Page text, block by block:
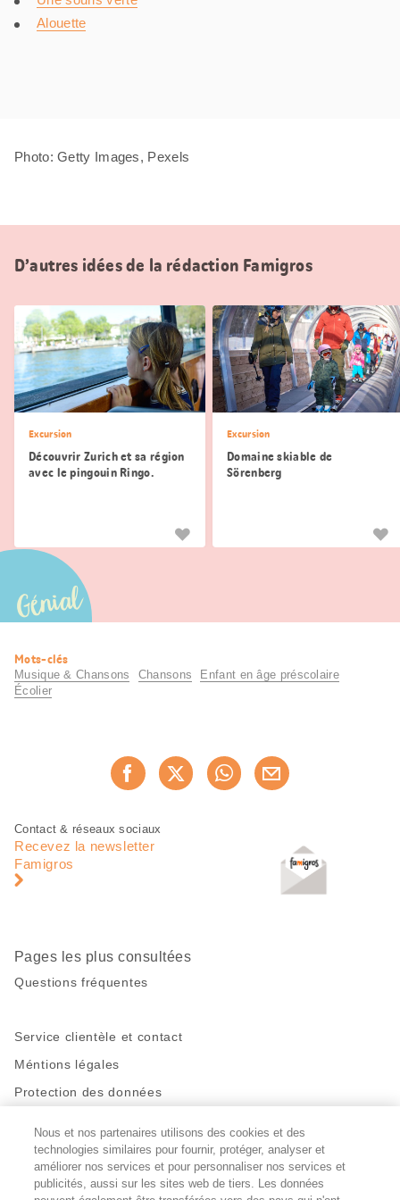
Alouette
Photo: Getty Images, Pexels
D’autres idées de la rédaction Famigros
Excursion
Découvrir Zurich et sa région
avec le pingouin Ringo.
Excursion
Domaine skiable de
Sörenberg
Génial
Informations
utiles
Mots-clés
Musique & Chansons Chansons
Enfant en âge préscolaire
Écolier
Recommander maintenant
Pied
page
Navigation
pied
Contact & réseaux sociaux
Recevez la newsletter
Famigros
Pages les plus consultées
Questions fréquentes
Service clientèle et contact
Méntions légales
Protection des données
Restez en contact!
Facebook
http://twitter.com/migros
https://www.youtube.com/user/
PinterestInstagram
Nous et nos partenaires utilisons des cookies et des
technologies similaires pour fournir, protéger, analyser et
améliorer nos services et pour personnaliser nos services et
publicités, aussi sur les sites web de tiers. Les données